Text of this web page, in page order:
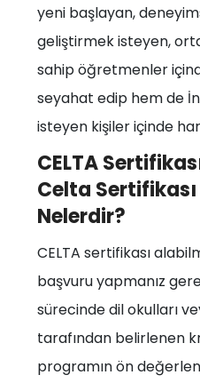
yeni başlayan,
geliştirmek isteyen,
sahip öğretmenler
seyahat edip hem de
isteyen kişiler içinde
CELTA
Celta
Nelerdir?
CELTA sertifikası
başvuru yapmanız
sürecinde dil okulları
tarafından belirlenen
programın ön